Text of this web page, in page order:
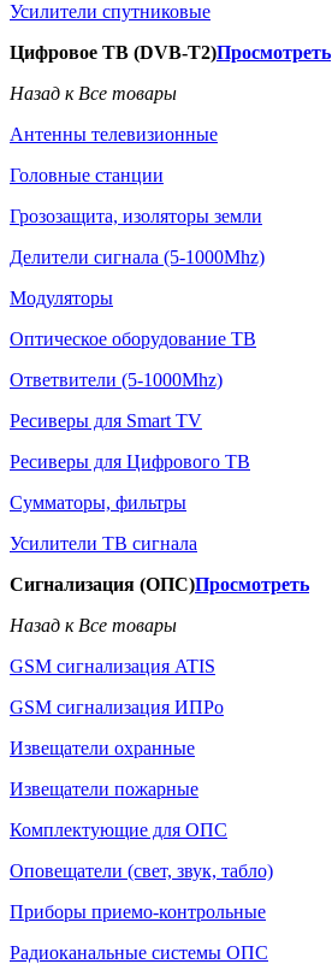
Усилители спутниковые
Цифровое ТВ (DVB-T2)Просмотреть
Назад к Все товары
Антенны телевизионные
Головные станции
Грозозащита, изоляторы земли
Делители сигнала (5-1000Mhz)
Модуляторы
Оптическое оборудование ТВ
Ответвители (5-1000Mhz)
Ресиверы для Smart TV
Ресиверы для Цифрового ТВ
Сумматоры, фильтры
Усилители ТВ сигнала
Сигнализация (ОПС)Просмотреть
Назад к Все товары
GSM сигнализация ATIS
GSM сигнализация ИПРо
Извещатели охранные
Извещатели пожарные
Комплектующие для ОПС
Оповещатели (свет, звук, табло)
Приборы приемо-контрольные
Радиоканальные системы ОПС